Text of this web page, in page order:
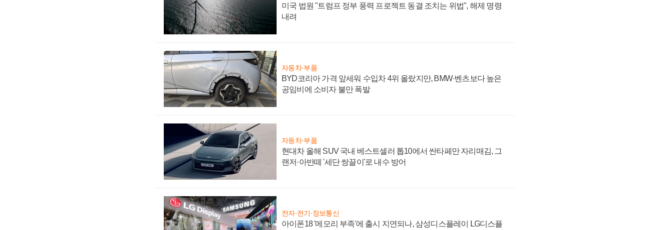
미국 법원 "트럼프 정부 풍력 프로젝트 동결 조치는 위법", 해제 명령
내려
자동차·부품
BYD코리아 가격 앞세워 수입차 4위 올랐지만, BMW·벤츠보다 높은
공임비에 소비자 불만 폭발
자동차·부품
현대차 올해 SUV 국내 베스트셀러 톱10에서 싼타페만 자리매김, 그
랜저·아반떼 '세단 쌍끌이'로 내수 방어
전자·전기·정보통신
아이폰18 '메모리 부족'에 출시 지연되나, 삼성디스플레이 LG디스플